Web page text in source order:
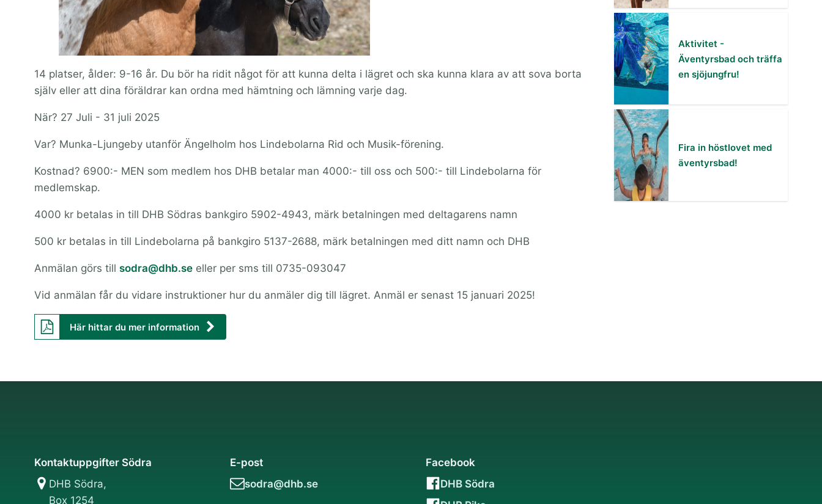
14 platser, ålder: 9-16 år. Du bör ha ridit något för att kunna delta i lägret och ska kunna klara av att sova borta
själv eller att dina föräldrar kan ordna med hämtning och lämning varje dag.
När? 27 Juli - 31 juli 2025
Var? Munka-Ljungeby utanför Ängelholm hos Lindebolarna Rid och Musik-förening.
Kostnad? 6900:- MEN som medlem hos DHB betalar man 4000:- till oss och 500:- till Lindebolarna för
medlemskap.
4000 kr betalas in till DHB Södras bankgiro 5902-4943, märk betalningen med deltagarens namn
500 kr betalas in till Lindebolarna på bankgiro 5137-2688, märk betalningen med ditt namn och DHB
Anmälan görs till sodra@dhb.se eller per sms till 0735-093047
Vid anmälan får du vidare instruktioner hur du anmäler dig till lägret. Anmäl er senast 15 januari 2025!
Här hittar du mer information
Aktivitet -
Äventyrsbad och träffa
en sjöjungfru!
Fira in höstlovet med
äventyrsbad!
Kontaktuppgifter Södra
DHB Södra,
Box 1254
E-post
sodra@dhb.se
Facebook
DHB Södra